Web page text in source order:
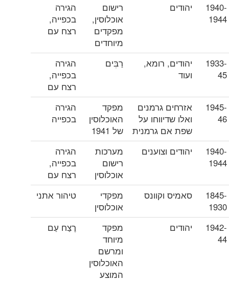
1940-
1944
יהודים
רישום
אוכלוסין,
מפקדים
מיוחדים
הגירה
בכפייה,
רצח עם
1933-
45
יהודים, רומא,
ועוד
רַבִּים
הגירה
בכפייה,
רצח עם
1945-
46
אזרחים גרמנים
ואלו שדיווחו על
שפת אם גרמנית
מפקד
האוכלוסין
של 1941
הגירה
בכפייה
1940-
1944
יהודים וצוענים
מערכות
רישום
אוכלוסין
הגירה
בכפייה,
רצח עם
1845-
1930
סאמיס וקוונס
מפקדי
אוכלוסין
טיהור אתני
1942-
44
יהודים
מפקד
מיוחד
ומרשם
האוכלוסין
המוצע
רֶצַח עַם